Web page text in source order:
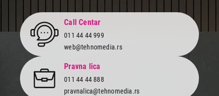
Call Centar
011 44 44 999
web@tehnomedia.rs
Pravna lica
011 44 44 888
pravnalica@tehnomedia.rs